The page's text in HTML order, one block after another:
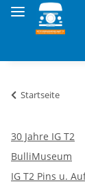
Startseite
30 Jahre IG T2
BulliMuseum
IG T2 Pins u.